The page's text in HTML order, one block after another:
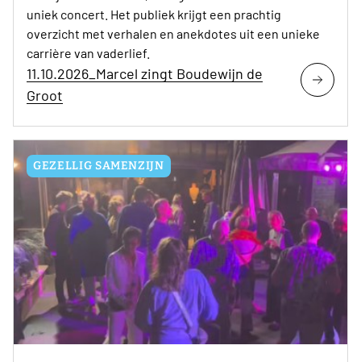
uniek concert. Het publiek krijgt een prachtig
overzicht met verhalen en anekdotes uit een unieke
carrière van vaderlief.
11.10.2026_Marcel zingt Boudewijn de
Groot
GEZELLIG SAMENZIJN